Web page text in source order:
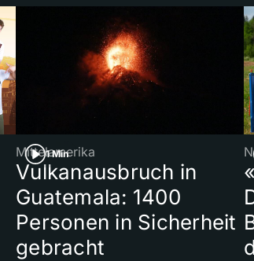
1 Min
Mittelamerika
Vulkanausbruch in
Guatemala: 1400
Personen in Sicherheit
gebracht